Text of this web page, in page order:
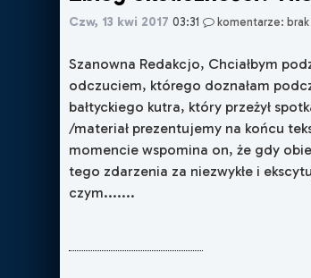
Czw, 13 kwi 2017 03:31 komentarze: brak
Szanowna Redakcjo, Chciałbym
odczuciem, którego doznałam
bałtyckiego kutra, który przeżył
/materiał prezentujemy na końcu
momencie wspomina on, że gdy
tego zdarzenia za niezwykłe i
czym.......